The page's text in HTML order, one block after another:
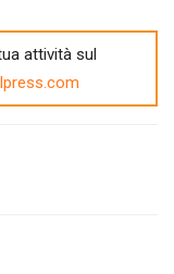
attività sul